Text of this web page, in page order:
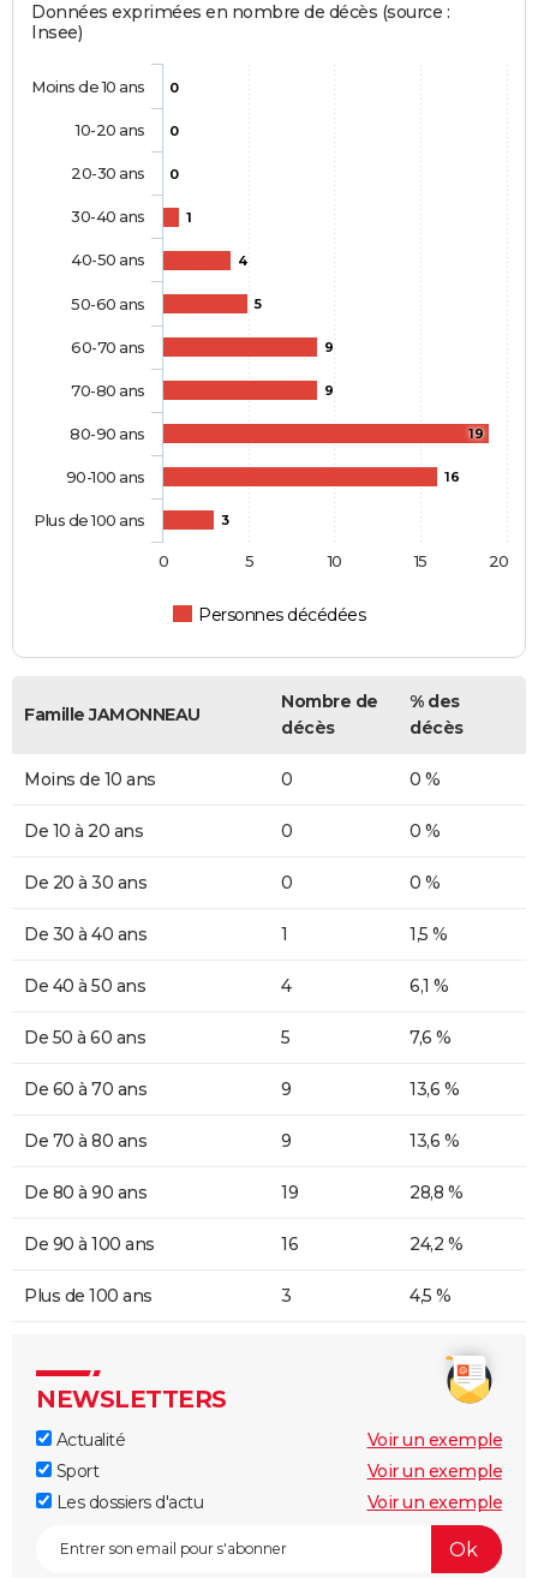
Données exprimées en nombre de décès (source :
Insee)
0
0
0
1
4
5
9
9
19
16
3
Personnes décédées
Moins de 10 ans
10-20 ans
20-30 ans
30-40 ans
40-50 ans
50-60 ans
60-70 ans
70-80 ans
80-90 ans
90-100 ans
Plus de 100 ans
0 5 10 15 20
Famille JAMONNEAU
Nombre de
décès
% des
décès
Moins de 10 ans 0 0 %
De 10 à 20 ans 0 0 %
De 20 à 30 ans 0 0 %
De 30 à 40 ans 1 1,5 %
De 40 à 50 ans 4 6,1 %
De 50 à 60 ans 5 7,6 %
De 60 à 70 ans 9 13,6 %
De 70 à 80 ans 9 13,6 %
De 80 à 90 ans 19 28,8 %
De 90 à 100 ans 16 24,2 %
Plus de 100 ans 3 4,5 %
NEWSLETTERS
Actualité
Voir un exemple
Sport
Voir un exemple
Les dossiers d'actu
Voir un exemple